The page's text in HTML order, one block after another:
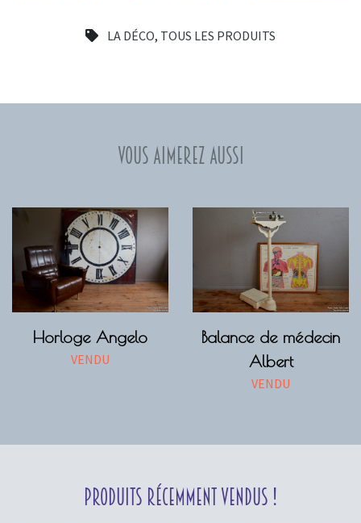
LA DÉCO, TOUS LES PRODUITS
Vous aimerez aussi
Horloge Angelo
VENDU
Balance de médecin
Albert
VENDU
Produits récemment vendus !